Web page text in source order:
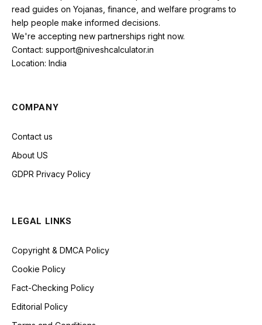
read guides on Yojanas, finance, and welfare programs to
help people make informed decisions.
We're accepting new partnerships right now.
Contact: support@niveshcalculator.in
Location: India
COMPANY
Contact us
About US
GDPR Privacy Policy
LEGAL LINKS
Copyright & DMCA Policy
Cookie Policy
Fact-Checking Policy
Editorial Policy